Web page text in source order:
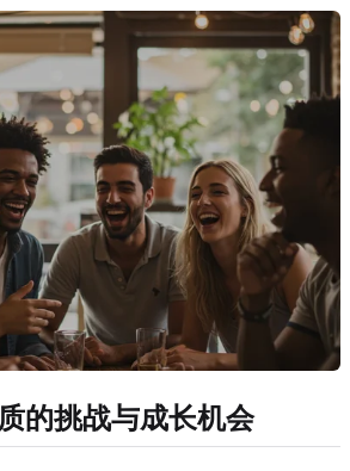
的挑战与成长机会